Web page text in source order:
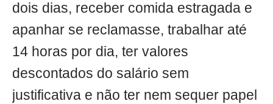
dois dias, receber comida estragada e
apanhar se reclamasse, trabalhar até
14 horas por dia, ter valores
descontados do salário sem
justificativa e não ter nem sequer papel